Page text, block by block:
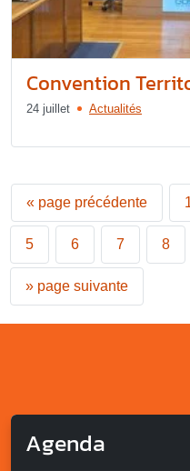
Convention
24 juillet Actualités
« page précédente
5 6 7 8
» page suivante
Agenda